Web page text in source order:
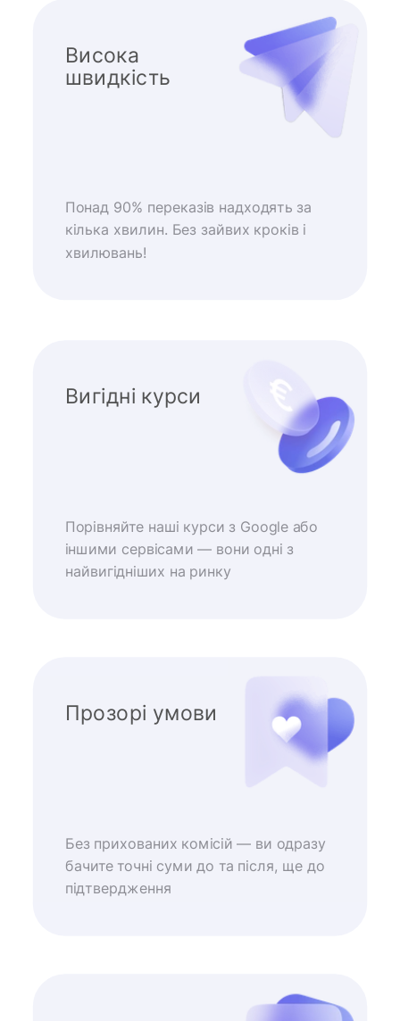
Висока
швидкість
Понад 90% переказів надходять за
кілька хвилин. Без зайвих кроків і
хвилювань!
Вигідні курси
Порівняйте наші курси з Google або
іншими сервісами — вони одні з
найвигідніших на ринку
Прозорі умови
Без прихованих комісій — ви одразу
бачите точні суми до та після, ще до
підтвердження